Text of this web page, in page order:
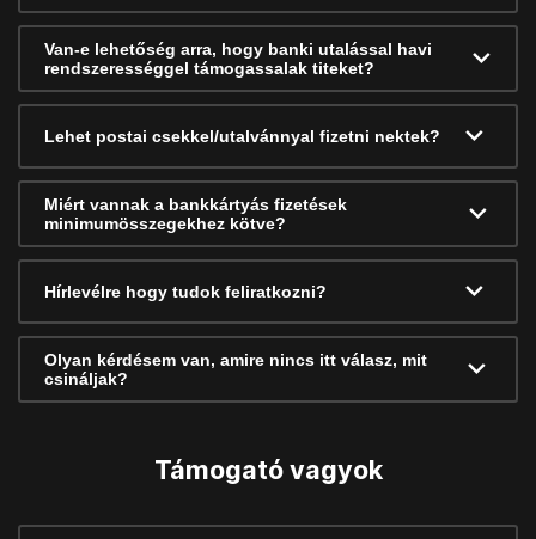
Van-e lehetőség arra, hogy banki utalással havi
rendszerességgel támogassalak titeket?
Lehet postai csekkel/utalvánnyal fizetni nektek?
Miért vannak a bankkártyás fizetések
minimumösszegekhez kötve?
Hírlevélre hogy tudok feliratkozni?
Olyan kérdésem van, amire nincs itt válasz, mit
csináljak?
Támogató vagyok